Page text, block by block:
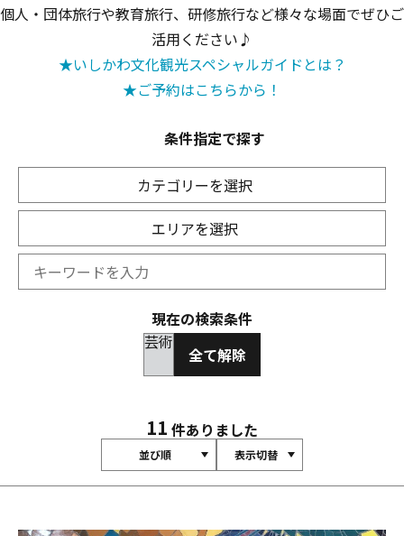
個人・団体旅行や教育旅行、研修旅行など様々な場面でぜひご
活用ください♪
★いしかわ文化観光スペシャルガイドとは？
★ご予約はこちらから！
条件指定で探す
カテゴリーを選択
エリアを選択
現在の検索条件
芸術
全て解除
11 件ありました
並び順 表示切替